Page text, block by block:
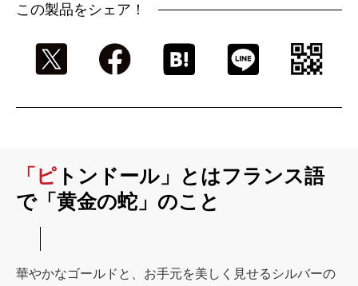
この製品をシェア！
「ピトンドール」とはフランス語
で「黄金の蛇」のこと
華やかなゴールドと、お手元を美しく見せるシルバーの